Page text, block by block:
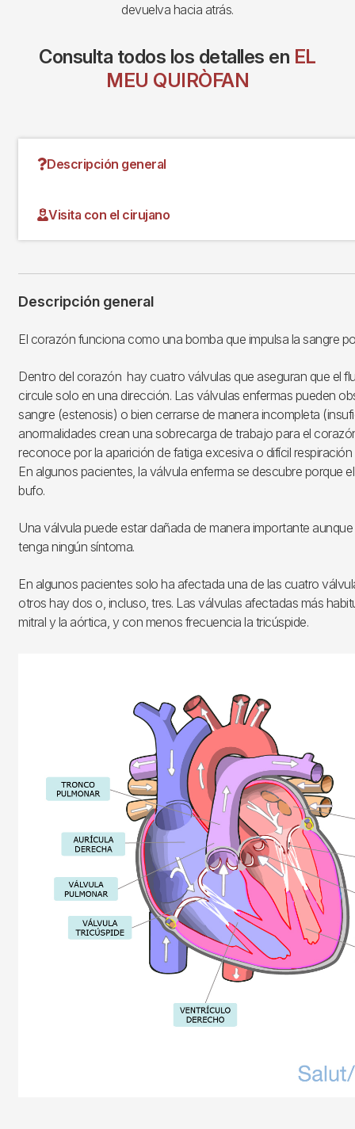
devuelva hacia atrás.
Consulta todos los detalles en EL
MEU QUIRÒFAN
Descripción general
Visita con el cirujano
Descripción general
El corazón funciona como una bomba que impulsa la sangre
Dentro del corazón hay cuatro válvulas que aseguran que el
circule solo en una dirección. Las válvulas enfermas pueden
sangre (estenosis) o bien cerrarse de manera incompleta
anormalidades crean una sobrecarga de trabajo para el
reconoce por la aparición de fatiga excesiva o difícil
En algunos pacientes, la válvula enferma se descubre porque
bufo.
Una válvula puede estar dañada de manera importante
tenga ningún síntoma.
En algunos pacientes solo ha afectada una de las cuatro
otros hay dos o, incluso, tres. Las válvulas afectadas más
mitral y la aórtica, y con menos frecuencia la tricúspide.